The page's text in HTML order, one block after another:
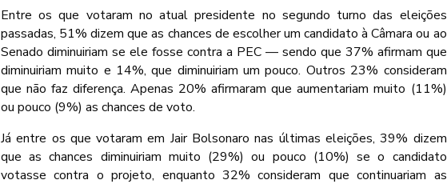
Entre os que votaram no atual presidente no segundo turno das eleições
passadas, 51% dizem que as chances de escolher um candidato à Câmara ou ao
Senado diminuiriam se ele fosse contra a PEC — sendo que 37% afirmam que
diminuiriam muito e 14%, que diminuiriam um pouco. Outros 23% consideram
que não faz diferença. Apenas 20% afirmaram que aumentariam muito (11%)
ou pouco (9%) as chances de voto.
Já entre os que votaram em Jair Bolsonaro nas últimas eleições, 39% dizem
que as chances diminuiriam muito (29%) ou pouco (10%) se o candidato
votasse contra o projeto, enquanto 32% consideram que continuariam as